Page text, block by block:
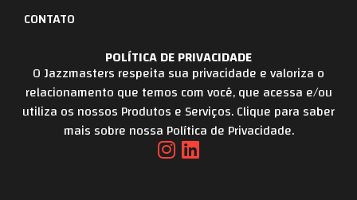
POLÍTICA DE PRIVACIDADE
O Jazzmasters respeita sua privacidade e valoriza o
relacionamento que temos com você, que acessa e/ou
utiliza os nossos Produtos e Serviços. Clique para saber
mais sobre nossa Política de Privacidade.
CONTATO